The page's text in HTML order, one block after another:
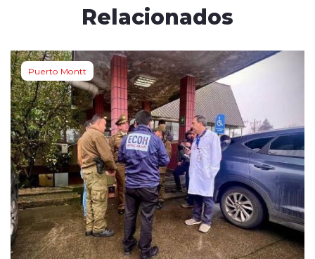
Relacionados
Puerto Montt